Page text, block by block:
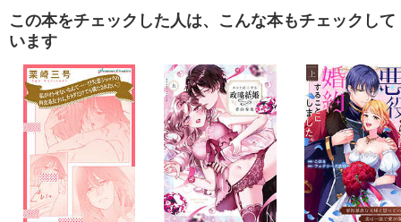
この本をチェックした人は、こんな本もチェックして
います